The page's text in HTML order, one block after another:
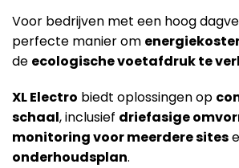
Voor bedrijven met een hoog
perfecte manier om
de ecologische voetafdruk te
XL Electro biedt oplossingen op
schaal, inclusief driefasige
monitoring voor meerdere sites
onderhoudsplan.